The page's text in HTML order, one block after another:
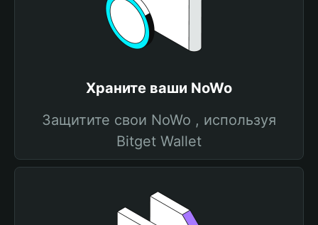
Храните ваши NoWo
Защитите свои NoWo , используя
Bitget Wallet